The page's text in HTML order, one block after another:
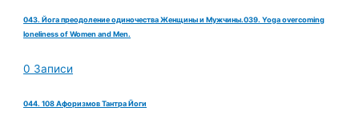
043. Йога преодоление одиночества Женщины и Мужчины.039. Yoga overcoming
loneliness of Women and Men.
0 Записи
044. 108 Афоризмов Тантра Йоги